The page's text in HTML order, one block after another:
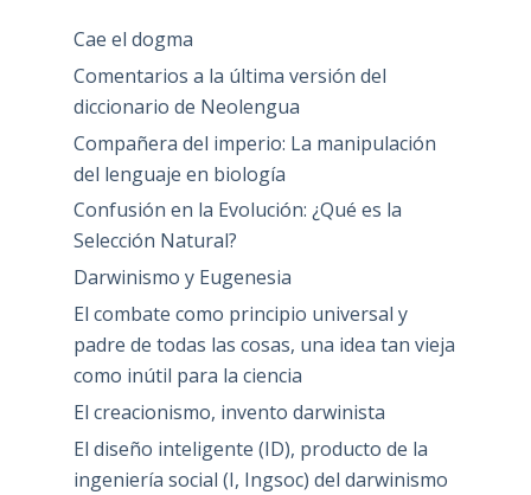
Cae el dogma
Comentarios a la última versión del
diccionario de Neolengua
Compañera del imperio: La manipulación
del lenguaje en biología
Confusión en la Evolución: ¿Qué es la
Selección Natural?
Darwinismo y Eugenesia
El combate como principio universal y
padre de todas las cosas, una idea tan vieja
como inútil para la ciencia
El creacionismo, invento darwinista
El diseño inteligente (ID), producto de la
ingeniería social (I, Ingsoc) del darwinismo